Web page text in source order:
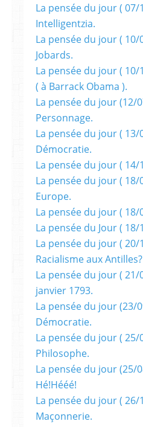
La pensée du jour ( 07/
Intelligentzia.
La pensée du jour ( 10/
Jobards.
La pensée du jour ( 10/
( à Barrack Obama ).
La pensée du jour (12/
Personnage.
La pensée du jour ( 13/
Démocratie.
La pensée du jour ( 14/
La pensée du jour ( 18/
Europe.
La pensée du jour ( 18/
La pensée du Jour ( 18/
La pensée du jour ( 20/
Racialisme aux Antilles?
La pensée du jour ( 21/
janvier 1793.
La pensée du jour (23/
Démocratie.
La pensée du jour ( 25/
Philosophe.
La pensée du jour (25/
Hé!Hééé!
La pensée du jour ( 26/
Maçonnerie.